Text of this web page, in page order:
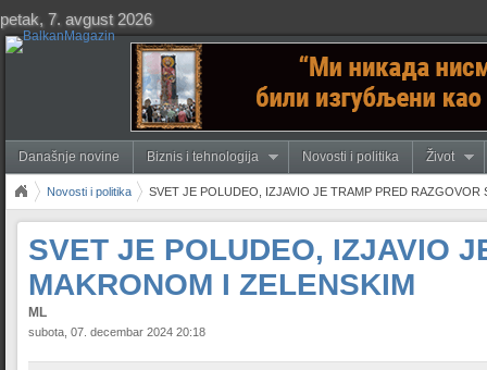
petak, 7. avgust 2026
Današnje novine Biznis i tehnologija Novosti i politika Život
Novosti i politika SVET JE POLUDEO, IZJAVIO JE TRAMP PRED RAZGOVOR
SVET JE POLUDEO, IZJAVIO
MAKRONOM I ZELENSKIM
ML
subota, 07. decembar 2024 20:18